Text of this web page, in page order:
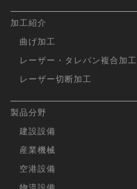
加工紹介
曲げ加工
レーザー・タレパン複合加工
レーザー切断加工
製品分野
建設設備
産業機械
空港設備